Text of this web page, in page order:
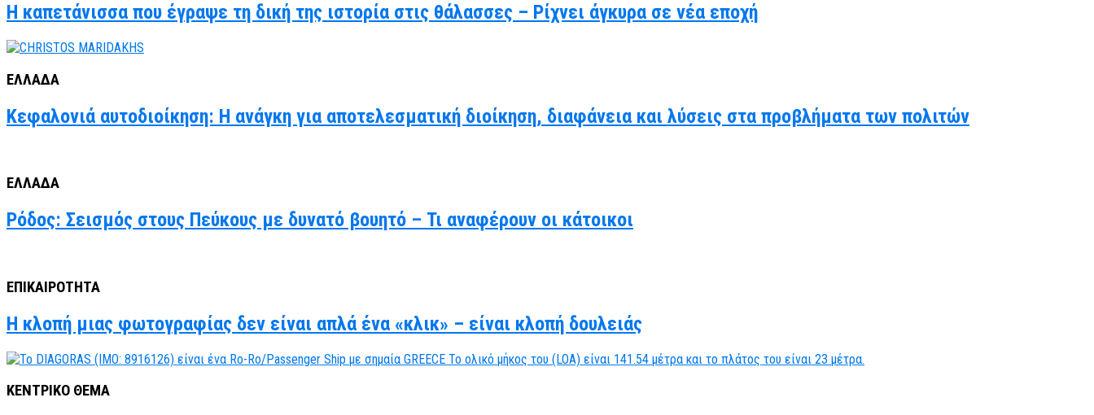
Η καπετάνισσα που έγραψε τη δική της ιστορία στις θάλασσες – Ρίχνει άγκυρα σε νέα εποχή
ΕΛΛΑΔΑ
Κεφαλονιά αυτοδιοίκηση: Η ανάγκη για αποτελεσματική διοίκηση, διαφάνεια και λύσεις στα προβλήματα των πολιτών
ΕΛΛΑΔΑ
Ρόδος: Σεισμός στους Πεύκους με δυνατό βουητό – Τι αναφέρουν οι κάτοικοι
ΕΠΙΚΑΙΡΟΤΗΤΑ
Η κλοπή μιας φωτογραφίας δεν είναι απλά ένα «κλικ» – είναι κλοπή δουλειάς
ΚΕΝΤΡΙΚΟ ΘΕΜΑ